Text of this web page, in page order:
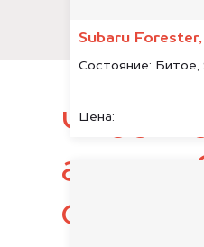
Subaru
Состояние: Битое,
Цена:
Чтобы